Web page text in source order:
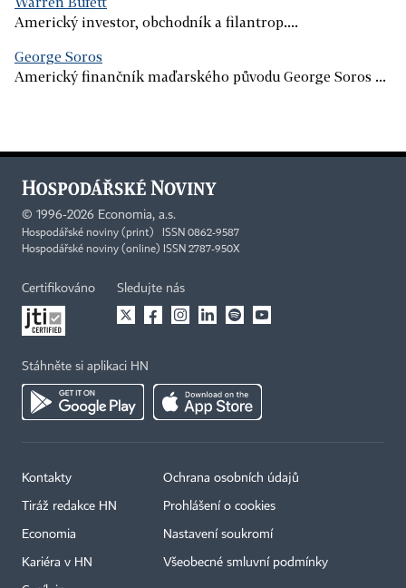
Americký investor, obchodník a filantrop....
George Soros
Americký finančník maďarského původu George Soros ...
© 1996-2026 Economia, a.s.
Hospodářské noviny (print) ISSN 0862-9587
Hospodářské noviny (online) ISSN 2787-950X
Certifikováno Sledujte nás
Stáhněte si aplikaci HN
Kontakty
Tiráž redakce HN
Economia
Kariéra v HN
Ochrana osobních údajů
Prohlášení o cookies
Nastavení soukromí
Všeobecné smluvní podmínky